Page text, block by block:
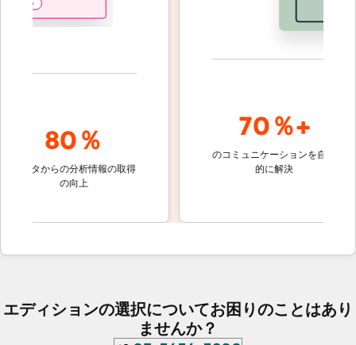
80％
タからの分析情報の取得
の向上
70％+
のコミュニケーションを自動
的に解決
顧客対応
エディションの選択についてお困りのことはあり
ませんか？